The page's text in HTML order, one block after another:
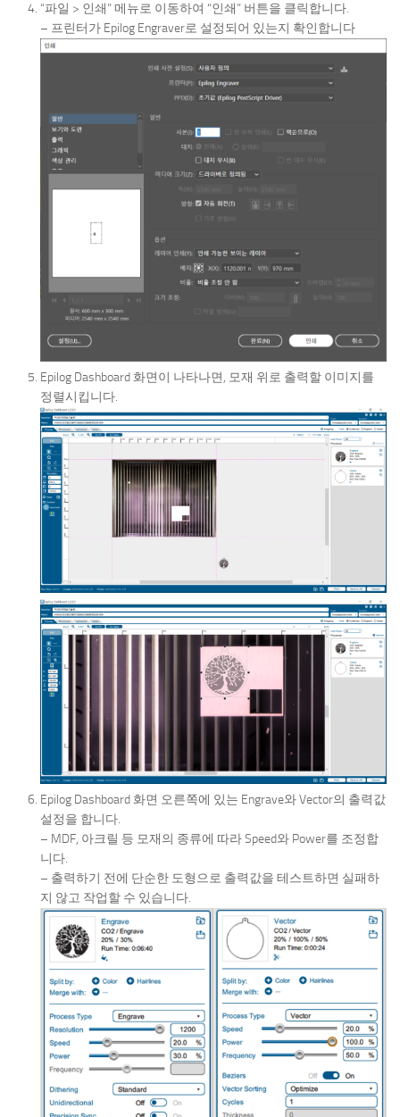
“파일 > 인쇄” 메뉴로 이동하여 “인쇄” 버튼을 클릭합니다.
– 프린터가 Epilog Engraver로 설정되어 있는지 확인합니다
Epilog Dashboard 화면이 나타나면, 모재 위로 출력할 이미지를
정렬시킵니다.
Epilog Dashboard 화면 오른쪽에 있는 Engrave와 Vector의 출력값
설정을 합니다.
– MDF, 아크릴 등 모재의 종류에 따라 Speed와 Power를 조정합
니다.
– 출력하기 전에 단순한 도형으로 출력값을 테스트하면 실패하
지 않고 작업할 수 있습니다.